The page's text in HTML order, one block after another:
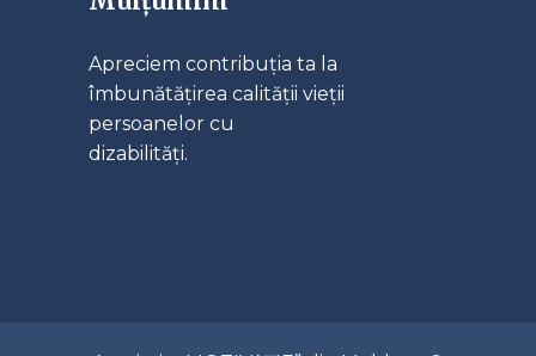
Apreciem contribuția ta la
îmbunătățirea calității vieții
persoanelor cu
dizabilități.